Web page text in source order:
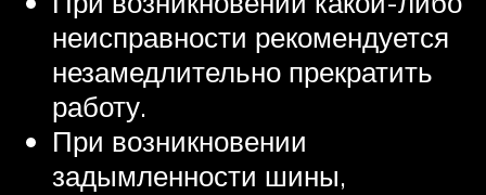
неисправности рекомендуется
незамедлительно прекратить
работу.
При возникновении
задымленности шины,